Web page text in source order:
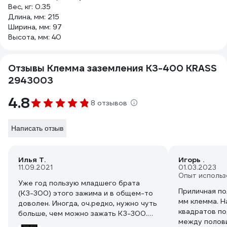
Вес, кг: 0.35
Длина, мм: 215
Ширина, мм: 97
Высота, мм: 40
Отзывы Клемма заземления КЗ-400 KRASS
2943003
4.8 8 отзывов
Написать отзыв
Илья Т.
11.09.2021
Уже год пользую младшего брата
(КЗ-300) этого зажима и в общем-то
доволен. Иногда, оч.редко, нужно чуть
больше, чем можно зажать КЗ-300.
Поэтому, когда появился полуавтомат,
Игорь .
01.03.2023
Опыт
Приличная
мм клемма.
квадратов
между